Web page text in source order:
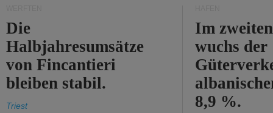
Die
Halbjahresumsätze
von Fincantieri
bleiben stabil.
Triest
Im
wuchs der
8,9 %.